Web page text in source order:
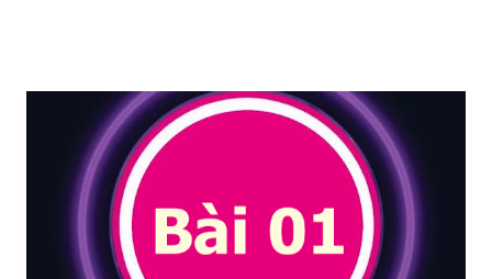
kiến thức và bộ công cụ phân tích cần thiết từ cơ bản đến
nâng cao để tự bạn có thể xây dựng cho mình một hệ thống
giao dịch dành cho việc Trade Coin, Trade chứng khoán...
hiệu quả nhất. Và bây giờ chúng ta bắt đầu tìm hiểu các khái
niệm cơ bản trong trade coin từ A đến Z 1. Time Frame là
gì? Khung thời gian là gì? Time Frame là khung thời gian